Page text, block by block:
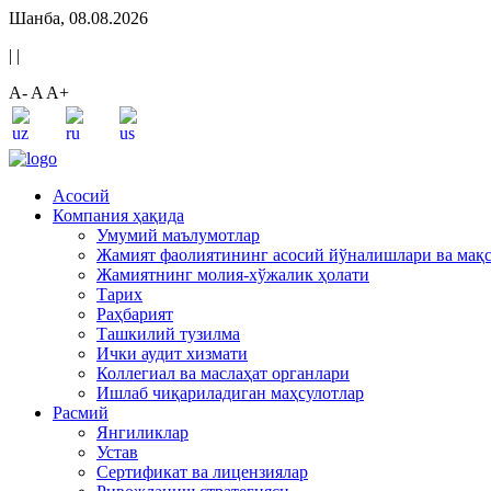
Шанба, 08.08.2026
| |
A- A A+
Асосий
Компания ҳақида
Умумий маълумотлар
Жамият фаолиятининг асосий йўналишлари ва
Жамиятнинг молия-хўжалик ҳолати
Тарих
Раҳбарият
Ташкилий тузилма
Ички аудит хизмати
Коллегиал ва маслаҳат органлари
Ишлаб чиқариладиган маҳсулотлар
Расмий
Янгиликлар
Устав
Сертификат ва лицензиялар